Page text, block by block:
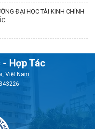
ĐẠI HỌC TÀI KINH CHÍNH
Hợp Tác
Việt Nam